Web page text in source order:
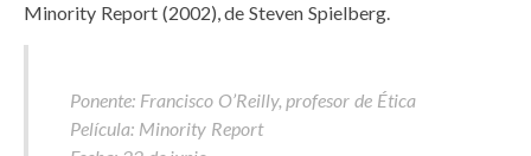
Minority Report (2002), de Steven Spielberg.
Ponente: Francisco O’Reilly, profesor de Ética
Película: Minority Report